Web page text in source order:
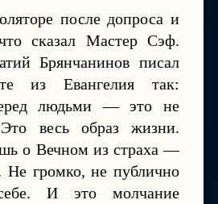
после допроса и
сказал Мастер Сэф.
Брянчанинов писал
из Евангелия так:
людьми — это не
весь образ жизни.
о Вечном из страха —
Не громко, не публично
И это молчание